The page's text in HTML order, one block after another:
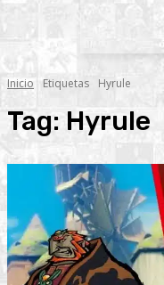
Inicio Etiquetas Hyrule
Tag: Hyrule